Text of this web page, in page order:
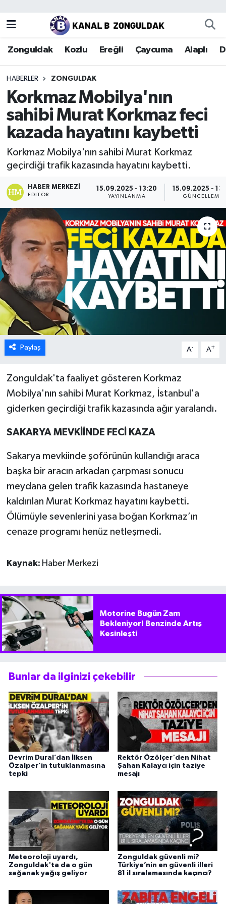
Zonguldak Kozlu Ereğli Çaycuma Alaplı
HABERLER ZONGULDAK
Korkmaz Mobilya'nın
sahibi Murat Korkmaz feci
kazada hayatını kaybetti
Korkmaz Mobilya'nın sahibi Murat Korkmaz
geçirdiği trafik kazasında hayatını kaybetti.
HABER MERKEZI
EDITÖR
15.09.2025 - 13:20
YAYINLANMA
15.09.2025 -
GÜNCELLEME
Paylaş A- A+
Zonguldak'ta faaliyet gösteren Korkmaz
Mobilya'nın sahibi Murat Korkmaz, İstanbul'a
giderken geçirdiği trafik kazasında ağır yaralandı.
SAKARYA MEVKİİNDE FECİ KAZA
Sakarya mevkiinde şoförünün kullandığı araca
başka bir aracın arkadan çarpması sonucu
meydana gelen trafik kazasında hastaneye
kaldırılan Murat Korkmaz hayatını kaybetti.
Ölümüyle sevenlerini yasa boğan Korkmaz’ın
cenaze programı henüz netleşmedi.
Kaynak: Haber Merkezi
Motorine Bugün Zam
Bekleniyor! Benzinde Artış
Kesinleşti
Bunlar da ilginizi çekebilir
Devrim Dural’dan İlksen
Özalper’in tutuklanmasına
tepki
Rektör Özölçer'den Nihat
Şahan Kalaycı için taziye
mesajı
Meteoroloji uyardı,
Zonguldak'ta da o gün
sağanak yağış geliyor
Zonguldak güvenli mi?
Türkiye’nin en güvenli illeri
81 il sıralamasında kaçıncı?
Zonguldak
Kozlu
Ereğli
Çaycuma
Alaplı
Devrek
Gökçebey
Bartın
Karabük
Spor
Ulusal
Zonguldak Nöbetçi Eczaneler
Zonguldak Hava Durumu
Zonguldak Trafik Yoğunluk Haritası
Puan Durumu ve Fikstür
Tüm Manşetler
Son Dakika Haberleri
Haber Arşivi